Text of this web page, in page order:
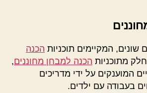
שונים, המקיימים תוכניות הכנה
מתוכניות הכנה למבחן מחוננים,
המוענקים על ידי מדריכים
בעבודה עם ילדים.